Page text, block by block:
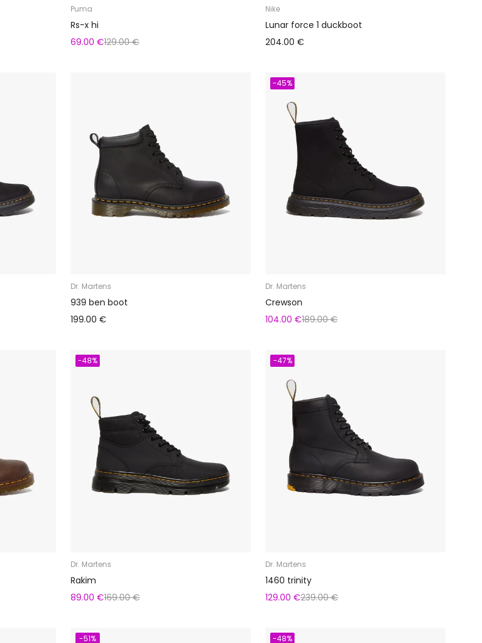
Puma
Rs-x hi
69.00 €129.00 €
Nike
Lunar force 1 duckboot
204.00 €
Dr. Martens
939 ben boot
199.00 €
-45%
Dr. Martens
Crewson
104.00 €189.00 €
-48%
Dr. Martens
Rakim
89.00 €169.00 €
-47%
Dr. Martens
1460 trinity
129.00 €239.00 €
-51% -48%